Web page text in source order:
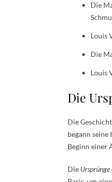
Die
Louis
Die
Louis
Die
Die
begann
Beginn einer
Die Ursprünge